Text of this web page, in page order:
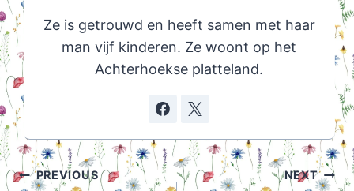
Ze is getrouwd en heeft samen met haar
man vijf kinderen. Ze woont op het
Achterhoekse platteland.
PostPREVIOUS NEXT